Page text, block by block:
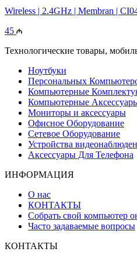
Wireless | 2.4GHz | Membran |
45
Технологические товары,
Ноутбуки
Персональных
Компьютерные
Компьютерные
Мониторы и аксессуары
Офисное Оборудование
Сетевое Оборудование
Устройства
Аксессуары Для Телефона
ИНФОРМАЦИЯ
О нас
КОНТАКТЫ
Собрать свой компьютер
Часто задаваемые вопросы
КОНТАКТЫ